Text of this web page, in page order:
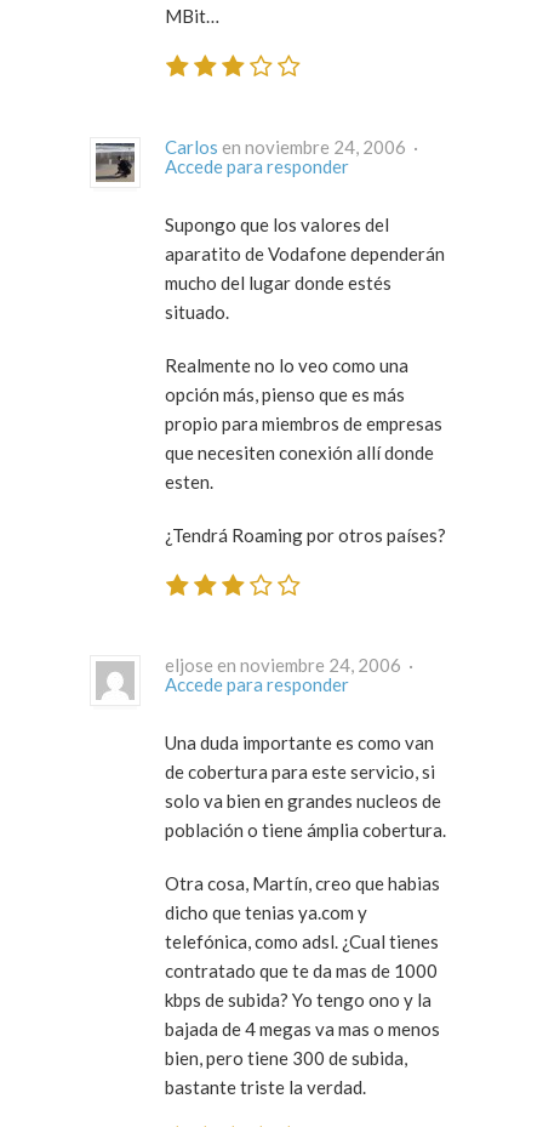
MBit…
Carlos
en noviembre 24, 2006 ·
Accede para responder
Supongo que los valores del
aparatito de Vodafone dependerán
mucho del lugar donde estés
situado.
Realmente no lo veo como una
opción más, pienso que es más
propio para miembros de empresas
que necesiten conexión allí donde
esten.
¿Tendrá Roaming por otros países?
eljose en noviembre 24, 2006 ·
Accede para responder
Una duda importante es como van
de cobertura para este servicio, si
solo va bien en grandes nucleos de
población o tiene ámplia cobertura.
Otra cosa, Martín, creo que habias
dicho que tenias ya.com y
telefónica, como adsl. ¿Cual tienes
contratado que te da mas de 1000
kbps de subida? Yo tengo ono y la
bajada de 4 megas va mas o menos
bien, pero tiene 300 de subida,
bastante triste la verdad.